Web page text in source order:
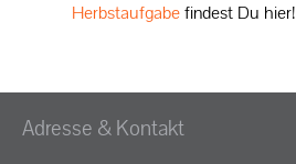
Herbstaufgabefindest Du hier!
Adresse & Kontakt